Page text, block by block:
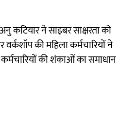
कटियार ने साइबर साक्षरता को
की महिला कर्मचारियों ने
की शंकाओं का समाधान